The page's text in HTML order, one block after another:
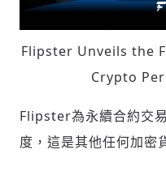
Flipster Unveils the
Crypto
Flipster為永續合約交
度，這是其他任何加密